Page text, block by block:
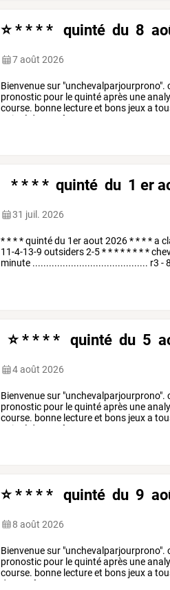
⭐ * * * * quinté du 8
7 août 2026
Bienvenuesur "unchevalparjourprono".
pronostic pour lequintéaprès une
course. bonne lectureet bons jeuxa
quinté du août
* * * * quinté du 1 er
31 juil. 2026
****quintédu 1eraout 2026****a
11-4-13-9 outsiders2-5********
minute .......................................... r3 -
⭐ * * * * quinté du 5
4 août 2026
Bienvenuesur "unchevalparjourprono".
pronostic pour lequintéaprès une
course. bonne lectureet bons jeuxa
quinté du août
⭐ * * * * quinté du 9
8 août 2026
Bienvenuesur "unchevalparjourprono".
pronostic pour lequintéaprès une
course. bonne lectureet bons jeuxa
du
août